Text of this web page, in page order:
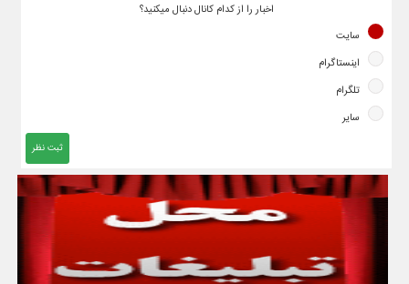
اخبار را از کدام کانال دنبال میکنید؟
سایت
اینستاگرام
تلگرام
سایر
ثبت نظر